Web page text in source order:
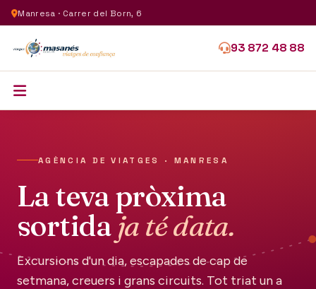
Manresa · Carrer del Born, 6
93 872 48 88
AGÈNCIA DE VIATGES · MANRESA
La teva pròxima
sortidaja té data.
Excursions d'un dia, escapades de cap de
setmana, creuers i grans circuits. Tot triat un a